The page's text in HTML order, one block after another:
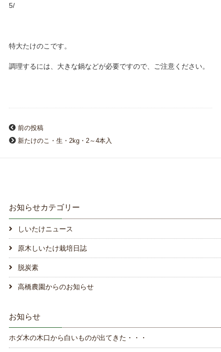
5/
特大たけのこです。
調理するには、大きな鍋などが必要ですので、ご注意ください。
前の投稿
新たけのこ・生・2kg・2～4本入
お知らせカテゴリー
しいたけニュース
原木しいたけ栽培日誌
脱炭素
高橋農園からのお知らせ
お知らせ
ホダ木の木口から白いものが出てきた・・・